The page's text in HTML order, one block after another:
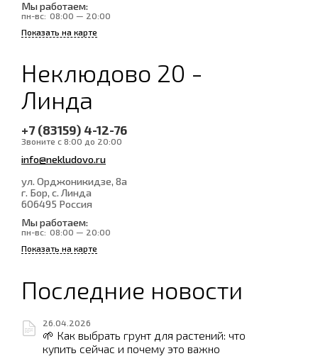
Мы работаем:
пн-вс: 08:00 — 20:00
Показать на карте
Неклюдово 20 -
Линда
+7 (83159) 4-12-76
Звоните с 8:00 до 20:00
info@nekludovo.ru
ул. Орджоникидзе, 8а
г. Бор, с. Линда
606495 Россия
Мы работаем:
пн-вс: 08:00 — 20:00
Показать на карте
Последние новости
26.04.2026
🌱 Как выбрать грунт для растений: что
купить сейчас и почему это важно